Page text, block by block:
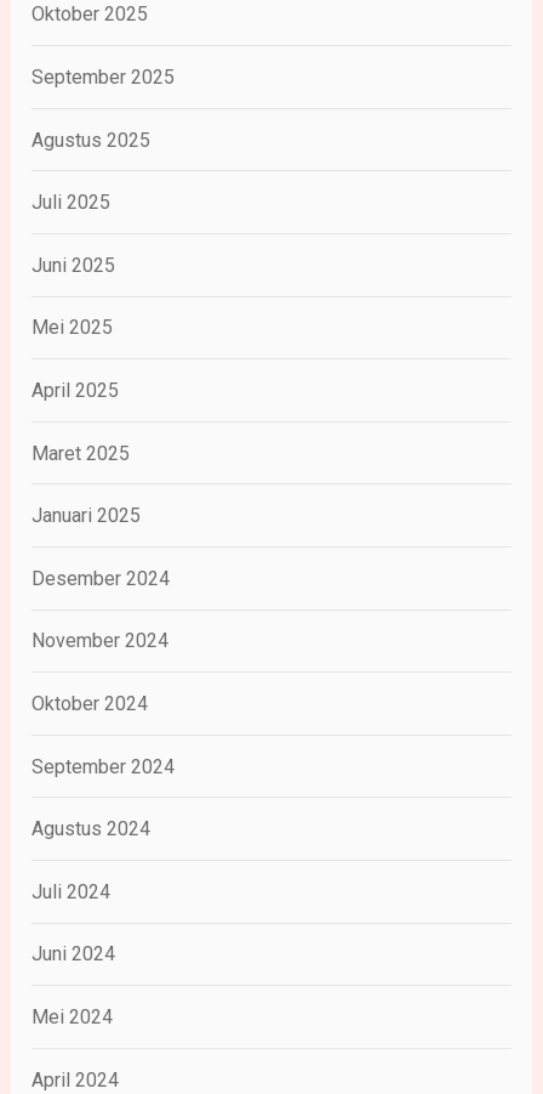
Oktober 2025
September 2025
Agustus 2025
Juli 2025
Juni 2025
Mei 2025
April 2025
Maret 2025
Januari 2025
Desember 2024
November 2024
Oktober 2024
September 2024
Agustus 2024
Juli 2024
Juni 2024
Mei 2024
April 2024